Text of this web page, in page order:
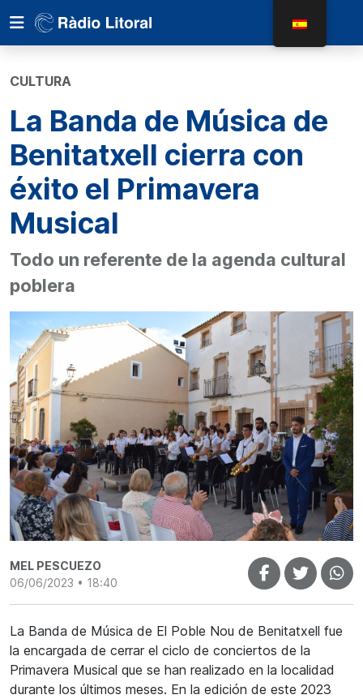
CULTURA
La Banda de Música de
Benitatxell cierra con
éxito el Primavera
Musical
Todo un referente de la agenda cultural
poblera
MEL PESCUEZO
06/06/2023 • 18:40
La Banda de Música de El Poble Nou de Benitatxell fue
la encargada de cerrar el ciclo de conciertos de la
Primavera Musical que se han realizado en la localidad
durante los últimos meses. En la edición de este 2023